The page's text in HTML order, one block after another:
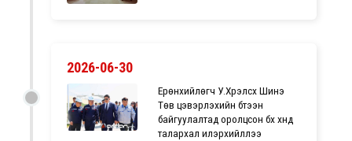
2026-06-30
Ерөнхийлөгч У.Хүрэлсүх Шинэ
Төв цэвэрлэхийн бүтээн
байгуулалтад оролцсон бүх хүнд
талархал илэрхийллээ